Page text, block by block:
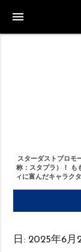
menu
スターダストプロモ
称：スタプラ）！
も
ィに富んだキャラク
日: 2025年6月